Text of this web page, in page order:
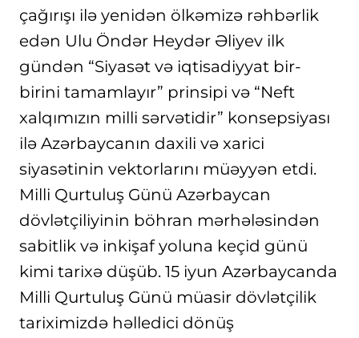
çağırışı ilə yenidən ölkəmizə rəhbərlik
edən Ulu Öndər Heydər Əliyev ilk
gündən “Siyasət və iqtisadiyyat bir-
birini tamamlayır” prinsipi və “Neft
xalqımızın milli sərvətidir” konsepsiyası
ilə Azərbaycanın daxili və xarici
siyasətinin vektorlarını müəyyən etdi.
Milli Qurtuluş Günü Azərbaycan
dövlətçiliyinin böhran mərhələsindən
sabitlik və inkişaf yoluna keçid günü
kimi tarixə düşüb. 15 iyun Azərbaycanda
Milli Qurtuluş Günü müasir dövlətçilik
tariximizdə həlledici dönüş